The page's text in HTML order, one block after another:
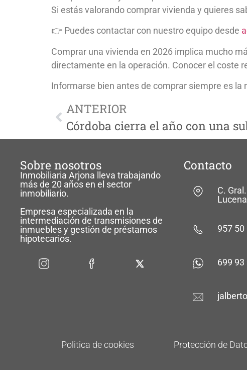
Si estás valorando comprar vivienda y quieres
👉 Puedes contactar con nuestro equipo desde
Comprar una vivienda en 2026 implica mucho
directamente en la operación. Conocer el coste
Informarse bien antes de comprar siempre es la
ANTERIOR
Sobre nosotros
Inmobiliaria Arjona lleva trabajando
más de 20 años en el sector
inmobiliario.
Empresa especializada en la
intermediación de transmisiones de
inmuebles y gestión de préstamos
hipotecarios.
Contacto
C.
957 50
699 93
Politica de cookies Protección de